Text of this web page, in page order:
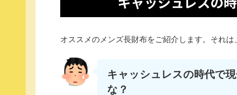
オススメのメンズ長財布をご紹介します。それは、
キャッシュレスの時代で
な？